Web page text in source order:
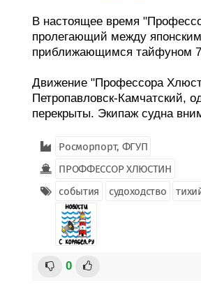
В настоящее время
пролегающий между
приближающимся тайфуном 7
Движение "Профессора
Петропавловск-Камчатский,
перекрыты. Экипаж судна
Росморпорт, ФГУП
ПРОФФЕССОР ХЛЮСТИН
события
судоходство
0